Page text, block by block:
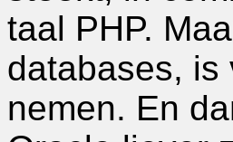
taal PHP.
databases, is
nemen. En